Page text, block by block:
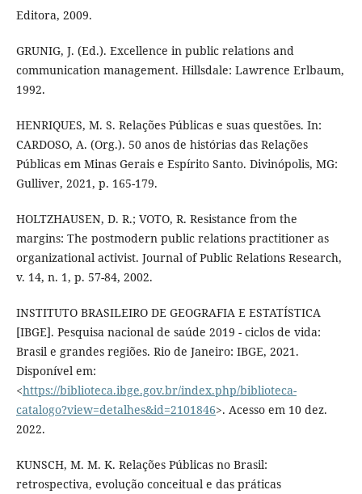
Editora, 2009.
GRUNIG, J. (Ed.). Excellence in public relations and
communication management. Hillsdale: Lawrence Erlbaum,
1992.
HENRIQUES, M. S. Relações Públicas e suas questões. In:
CARDOSO, A. (Org.). 50 anos de histórias das Relações
Públicas em Minas Gerais e Espírito Santo. Divinópolis, MG:
Gulliver, 2021, p. 165-179.
HOLTZHAUSEN, D. R.; VOTO, R. Resistance from the
margins: The postmodern public relations practitioner as
organizational activist. Journal of Public Relations Research,
v. 14, n. 1, p. 57-84, 2002.
INSTITUTO BRASILEIRO DE GEOGRAFIA E ESTATÍSTICA
[IBGE]. Pesquisa nacional de saúde 2019 - ciclos de vida:
Brasil e grandes regiões. Rio de Janeiro: IBGE, 2021.
Disponível em:
<https://biblioteca.ibge.gov.br/index.php/biblioteca-
catalogo?view=detalhes&id=2101846>. Acesso em 10 dez.
2022.
KUNSCH, M. M. K. Relações Públicas no Brasil:
retrospectiva, evolução conceitual e das práticas